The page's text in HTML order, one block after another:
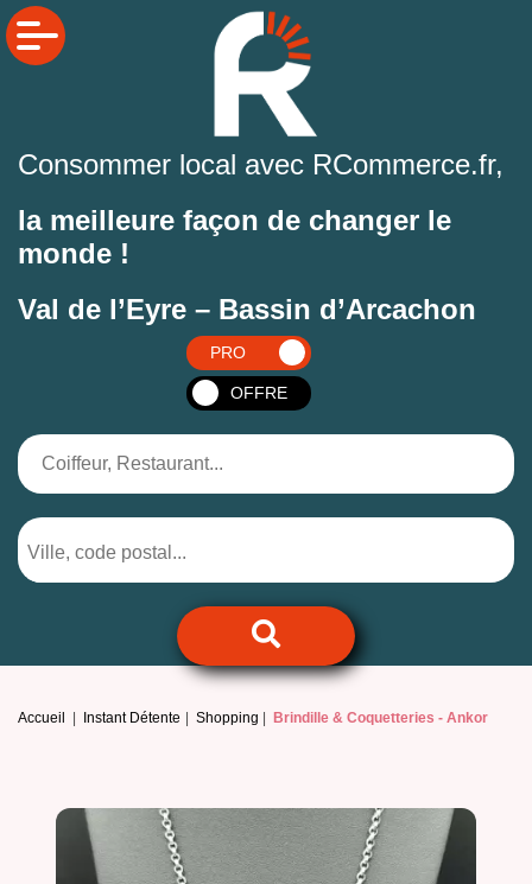
Consommer local avec RCommerce.fr,
la meilleure façon de changer le
monde !
Val de l’Eyre – Bassin d’Arcachon
PRO
OFFRE
Accueil Instant Détente Shopping Brindille & Coquetteries -Ankor